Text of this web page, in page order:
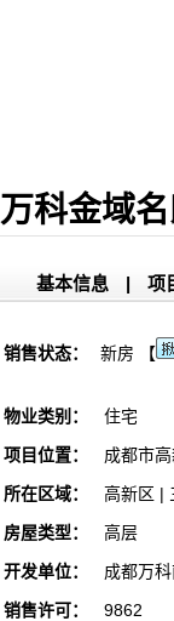
万科金域
基本信息 | 项
销售状态： 新房 【
物业类别：
住宅
项目位置：
成都市
所在区域：
高新区 |
房屋类型：
高层
开发单位：
成都万
销售许可：
9862